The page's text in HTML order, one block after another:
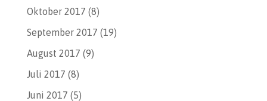
Oktober 2017 (8)
September 2017 (19)
August 2017 (9)
Juli 2017 (8)
Juni 2017 (5)